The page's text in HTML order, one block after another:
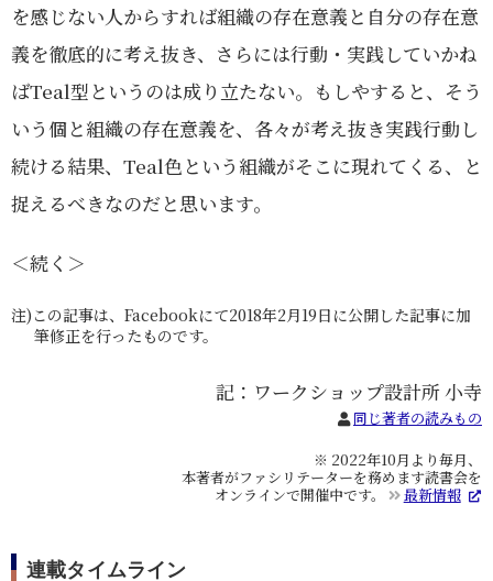
を感じない人からすれば組織の存在意義と自分の存在意
義を徹底的に考え抜き、さらには行動・実践していかね
ばTeal型というのは成り立たない。もしやすると、そう
いう個と組織の存在意義を、各々が考え抜き実践行動し
続ける結果、Teal色という組織がそこに現れてくる、と
捉えるべきなのだと思います。
＜続く＞
注)この記事は、Facebookにて2018年2月19日に公開した記事に加
筆修正を行ったものです。
記：ワークショップ設計所 小寺
同じ著者の読みもの
※ 2022年10月より毎月、
本著者がファシリテーターを務めます読書会を
オンラインで開催中です。
最新情報
連載タイムライン